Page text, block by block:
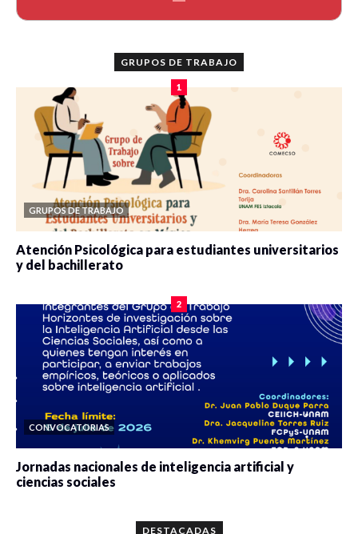
GRUPOS DE TRABAJO
1
GRUPOS DE TRABAJO
Atención Psicológica para estudiantes universitarios
y del bachillerato
2
CONVOCATORIAS
Jornadas nacionales de inteligencia artificial y
ciencias sociales
DESTACADAS